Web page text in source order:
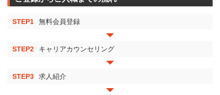
STEP1 無料会員登録
STEP2 キャリアカウンセリング
STEP3 求人紹介